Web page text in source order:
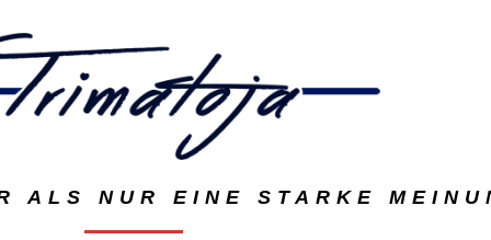
ALS NUR EINE STARKE